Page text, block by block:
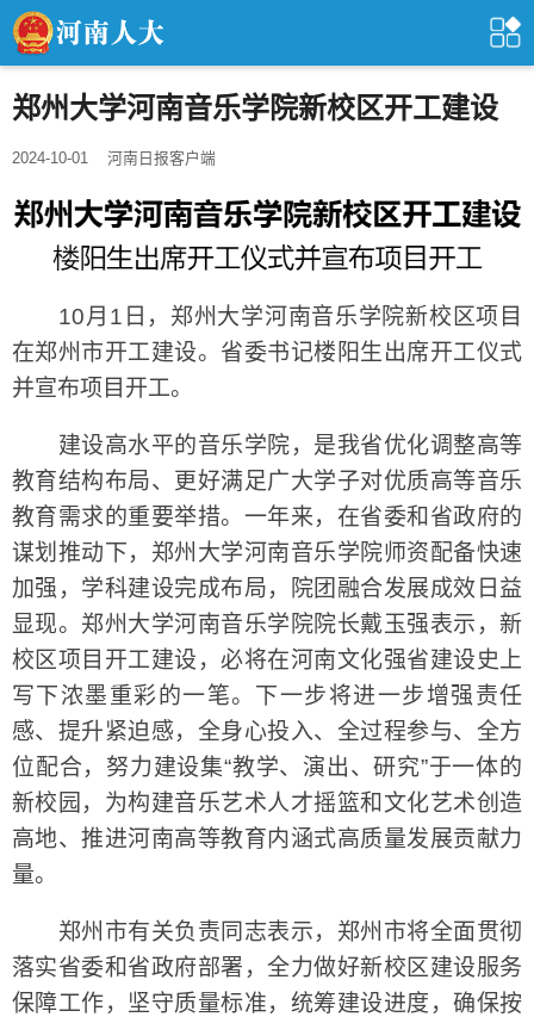
郑州大学河南音乐学院新校区开工建设
2024-10-01 河南日报客户端
10月1日，郑州大学河南音乐学院新校区项目
在郑州市开工建设。省委书记楼阳生出席开工仪式
并宣布项目开工。
建设高水平的音乐学院，是我省优化调整高等
教育结构布局、更好满足广大学子对优质高等音乐
教育需求的重要举措。一年来，在省委和省政府的
谋划推动下，郑州大学河南音乐学院师资配备快速
加强，学科建设完成布局，院团融合发展成效日益
显现。郑州大学河南音乐学院院长戴玉强表示，新
校区项目开工建设，必将在河南文化强省建设史上
写下浓墨重彩的一笔。下一步将进一步增强责任
感、提升紧迫感，全身心投入、全过程参与、全方
位配合，努力建设集“教学、演出、研究”于一体的
新校园，为构建音乐艺术人才摇篮和文化艺术创造
高地、推进河南高等教育内涵式高质量发展贡献力
量。
郑州市有关负责同志表示，郑州市将全面贯彻
落实省委和省政府部署，全力做好新校区建设服务
保障工作，坚守质量标准，统筹建设进度，确保按